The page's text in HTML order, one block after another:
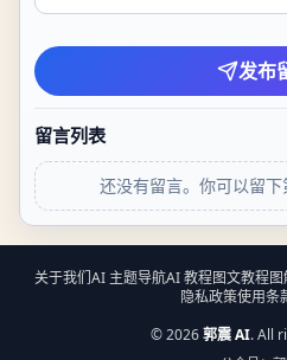
发布
留言列表
还没有留言。你可以留下
关于我们AI 主题导航AI 教程图文教程
隐私政策使用条
©2026 郭震 AI. All